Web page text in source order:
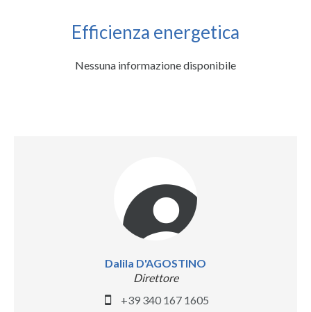
Efficienza energetica
Nessuna informazione disponibile
Dalila D'AGOSTINO
Direttore
+39 340 167 1605